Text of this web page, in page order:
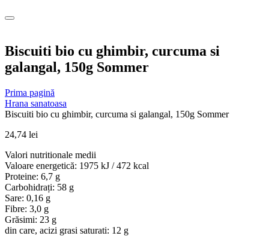
Biscuiti bio cu ghimbir, curcuma si
galangal, 150g Sommer
Prima pagină
Hrana sanatoasa
Biscuiti bio cu ghimbir, curcuma si galangal, 150g Sommer
24,74 lei
Valori nutritionale medii
Valoare energetică: 1975 kJ / 472 kcal
Proteine: 6,7 g
Carbohidrați: 58 g
Sare: 0,16 g
Fibre: 3,0 g
Grăsimi: 23 g
din care, acizi grasi saturati: 12 g